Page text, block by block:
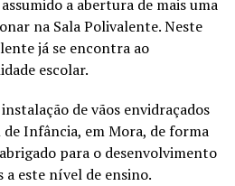
a abertura de mais uma
na Sala Polivalente. Neste
já se encontra ao
escolar.
de vãos envidraçados
de Infância, em Mora, de forma
para o desenvolvimento
a este nível de ensino.